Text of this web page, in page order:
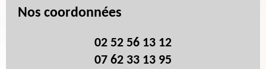
Nos coordonnées
02 52 56 13 12
07 62 33 13 95